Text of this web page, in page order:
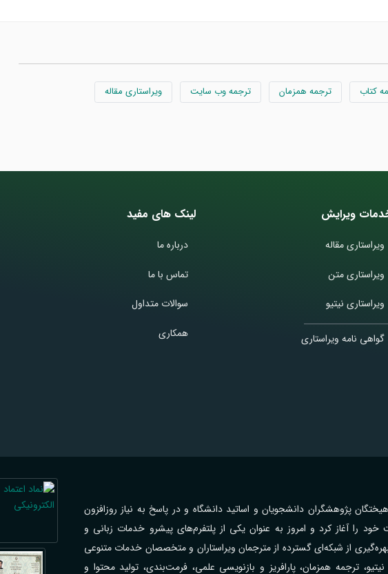
کتاب ترجمه همزمان ترجمه وب سایت
ویراستاری مقاله
ویرایش
ویراستاری مقاله
ویراستاری متن
ویراستاری نیتیو
گواهی نامه ویراستاری
لینک های مفید
درباره ما
تماس با ما
سوالات متداول
همکاری
هدف همراهی با فرهیختگان پژوهشگران دانشجویان و اساتید دانشگاه و در پاسخ به نیاز روزافزون
را آغاز کرد و امروز به عنوان یکی از پلتفرم‌های پیشرو خدمات زبانی و
از شبکه‌ای گسترده از مترجمان ویراستاران و متخصصان خدمات متنوعی
ترجمه همزمان، پارافریز و بازنویسی علمی، فرمت‌بندی، تولید محتوا و